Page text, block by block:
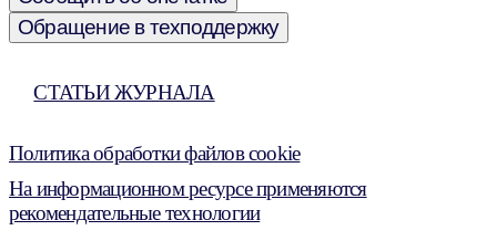
Обращение в техподдержку
СТАТЬИ ЖУРНАЛА
Политика обработки файлов cookie
На информационном ресурсе применяются
рекомендательные технологии